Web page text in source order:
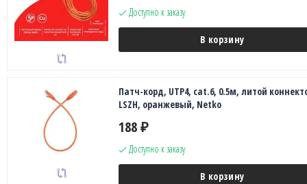
Доступно к заказу
В корзину
Патч-корд, UTP4, cat.6, 0.5м, литой
LSZH, оранжевый, Netko
188 ₽
Доступно к заказу
В корзину